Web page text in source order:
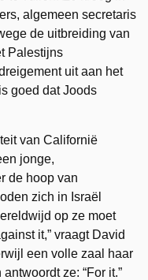
algemeen secretaris
de uitbreiding van
Palestijns
uit aan het
goed dat Joods
van Californië
jonge,
de hoop van
zich in Israël
op ze moet
it,” vraagt David
een volle zaal haar
ze: “For it.”